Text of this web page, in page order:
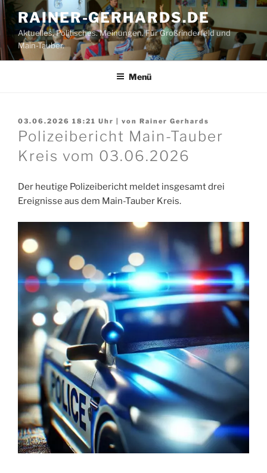
Zum
Inhalt
springen
RAINER-GERHARDS.DE
Aktuelles. Politisches. Meinungen. Für Großrinderfeld und
Main-Tauber.
Menü
03.06.2026 18:21 Uhr | von Rainer Gerhards
Polizeibericht Main-Tauber
Kreis vom 03.06.2026
Der heutige Polizeibericht meldet insgesamt drei
Ereignisse aus dem Main-Tauber Kreis.